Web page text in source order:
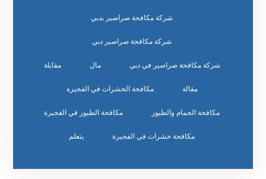
شركة مكافحة صراصير بدبي
شركة مكافحة صراصير دبي
شركة مكافحة صراصير في دبي مال مقابلة
مقالة مكافحة الحشرات في الفجيرة
مكافحة الحمام والطيور مكافحة الطيور في الفجيرة
مكافحة حشرات في الفجيرة يتعلم